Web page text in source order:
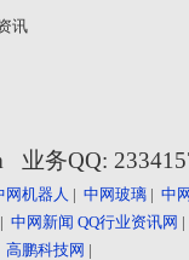
讯
业务QQ:
网机器人 | 中网玻璃 | 中
| 中网新闻 QQ行业资讯网
高鹏科技网 |